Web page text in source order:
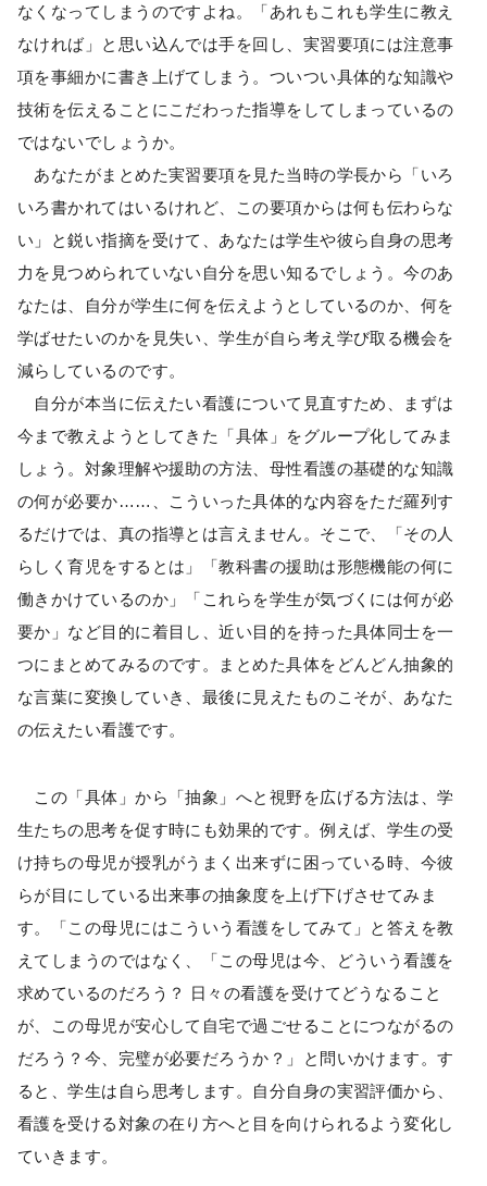
なくなってしまうのですよね。「あれもこれも学生に教え
なければ」と思い込んでは手を回し、実習要項には注意事
項を事細かに書き上げてしまう。ついつい具体的な知識や
技術を伝えることにこだわった指導をしてしまっているの
ではないでしょうか。
あなたがまとめた実習要項を見た当時の学長から「いろ
いろ書かれてはいるけれど、この要項からは何も伝わらな
い」と鋭い指摘を受けて、あなたは学生や彼ら自身の思考
力を見つめられていない自分を思い知るでしょう。今のあ
なたは、自分が学生に何を伝えようとしているのか、何を
学ばせたいのかを見失い、学生が自ら考え学び取る機会を
減らしているのです。
自分が本当に伝えたい看護について見直すため、まずは
今まで教えようとしてきた「具体」をグループ化してみま
しょう。対象理解や援助の方法、母性看護の基礎的な知識
の何が必要か……、こういった具体的な内容をただ羅列す
るだけでは、真の指導とは言えません。そこで、「その人
らしく育児をするとは」「教科書の援助は形態機能の何に
働きかけているのか」「これらを学生が気づくには何が必
要か」など目的に着目し、近い目的を持った具体同士を一
つにまとめてみるのです。まとめた具体をどんどん抽象的
な言葉に変換していき、最後に見えたものこそが、あなた
の伝えたい看護です。
この「具体」から「抽象」へと視野を広げる方法は、学
生たちの思考を促す時にも効果的です。例えば、学生の受
け持ちの母児が授乳がうまく出来ずに困っている時、今彼
らが目にしている出来事の抽象度を上げ下げさせてみま
す。「この母児にはこういう看護をしてみて」と答えを教
えてしまうのではなく、「この母児は今、どういう看護を
求めているのだろう？ 日々の看護を受けてどうなること
が、この母児が安心して自宅で過ごせることにつながるの
だろう？今、完璧が必要だろうか？」と問いかけます。す
ると、学生は自ら思考します。自分自身の実習評価から、
看護を受ける対象の在り方へと目を向けられるよう変化し
ていきます。